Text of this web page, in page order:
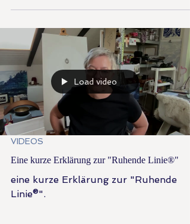
Load video
VIDEOS
Eine kurze Erklärung zur "Ruhende Linie®"
eine kurze Erklärung zur "Ruhende
Linie®".